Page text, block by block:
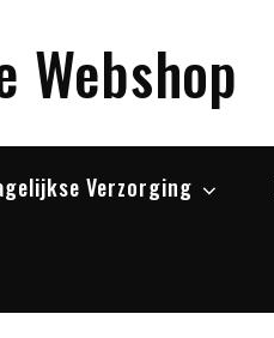
Webshop
Verzorging